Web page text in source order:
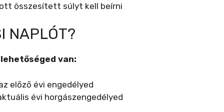
összesített súlyt kell beírni
NAPLÓT?
van:
előző évi engedélyed
évi horgászengedélyed